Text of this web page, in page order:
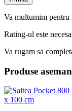
Va multumim pentru
Rating-ul este
Va rugam sa
Produse